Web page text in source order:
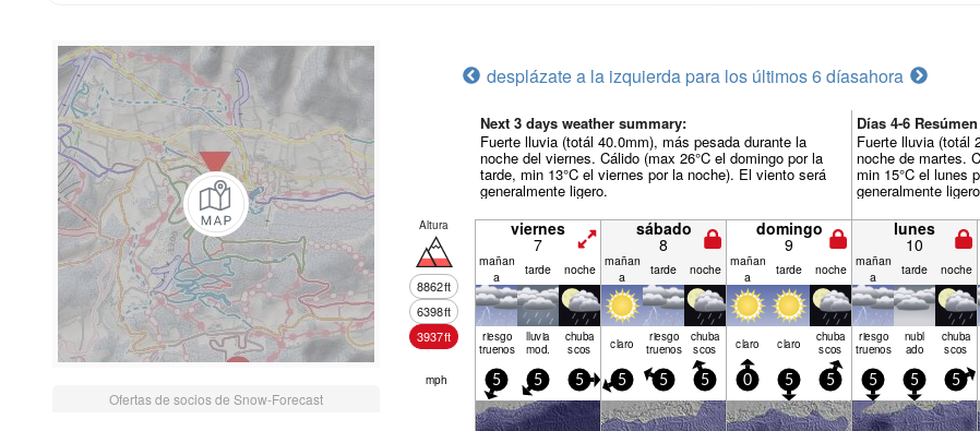
Ofertas de socios de Snow-Forecast
desplázate a la izquierda para los últimos 6 díasahora
Next 3 days weather summary:
Fuerte lluvia (totál 40.0mm), más pesada durante la
noche del viernes. Cálido (max 26°C el domingo por la
tarde, min 13°C el viernes por la noche). El viento será
generalmente ligero.
Días 4-6
Fuerte lluvia (totál
noche de martes.
min 15°C el lunes
generalmente
Altura
8862ft
6398ft
3937ft
viernes
7
sábado
8
domingo
9
lunes
10
mañan
a
tarde noche mañan
a
tarde noche mañan
a
tarde noche mañan
a
tarde noche
riesgo
truenos
lluvia
mod.
chuba
scos claro riesgo
truenos
chuba
scos claro claro chuba
scos
riesgo
truenos
nubl
ado
chuba
scos
mph 5 5 5 5 5 5 0 5 5 5 5 5